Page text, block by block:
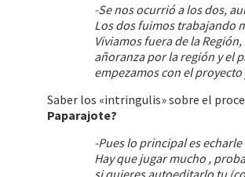
-Se nos ocurrió a los dos,
Los dos fuimos trabajando
Viviamos fuera de la
añoranza por la región y el
empezamos con el
Saber los «intringulis» sobre el
Paparajote?
-Pues lo principal es
Hay que jugar mucho ,
si quieres autoeditarlo tu